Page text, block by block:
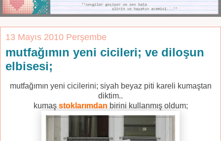
13 Mayıs 2010 Perşembe
mutfağımın yeni cicileri; ve diloşun
elbisesi;
mutfağımın yeni cicilerini; siyah beyaz piti kareli kumaştan
diktim..
kumaş stoklarımdan birini kullanmış oldum;